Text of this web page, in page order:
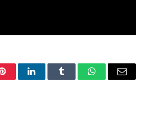
PinterestLinkedInTumblr WhatsAppEmail